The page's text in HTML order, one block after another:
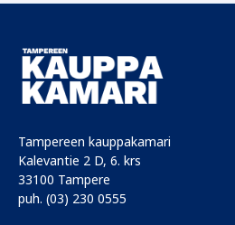
tehdä
nyt?
Tampereen kauppakamari
Kalevantie 2 D, 6. krs
33100 Tampere
puh. (03) 230 0555